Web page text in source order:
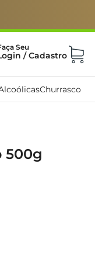
Churrasco
500g